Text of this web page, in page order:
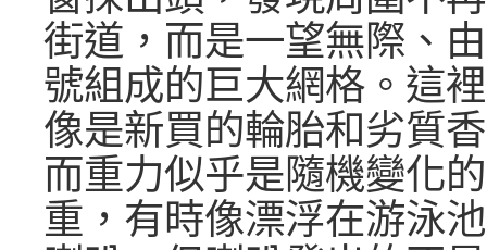
街道，而是一望無際、
號組成的巨大網格。這
像是新買的輪胎和劣質
而重力似乎是隨機變化
重，有時像漂浮在游泳